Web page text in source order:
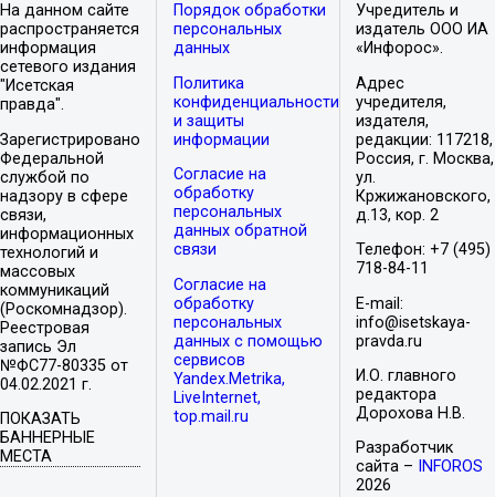
На данном сайте
распространяется
информация
сетевого издания
"Исетская
правда".
Зарегистрировано
Федеральной
службой по
надзору в сфере
связи,
информационных
технологий и
массовых
коммуникаций
(Роскомнадзор).
Реестровая
запись Эл
№ФС77-80335 от
04.02.2021 г.
ПОКАЗАТЬ
БАННЕРНЫЕ
МЕСТА
Порядок обработки
персональных
данных
Политика
конфиденциальности
и защиты
информации
Согласие на
обработку
персональных
данных обратной
связи
Согласие на
обработку
персональных
данных с помощью
сервисов
Yandex.Metrika,
LiveInternet,
top.mail.ru
Учредитель и
издатель ООО ИА
«Инфорос».
Адрес
учредителя,
издателя,
редакции: 117218,
Россия, г. Москва,
ул.
Кржижановского,
д.13, кор. 2
Телефон: +7 (495)
718-84-11
E-mail:
info@isetskaya-
pravda.ru
И.О. главного
редактора
Дорохова Н.В.
Разработчик
сайта –
INFOROS
2026